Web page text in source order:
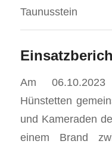
Taunusstein
Am
Hünstetten
und Kameraden
einem Brand